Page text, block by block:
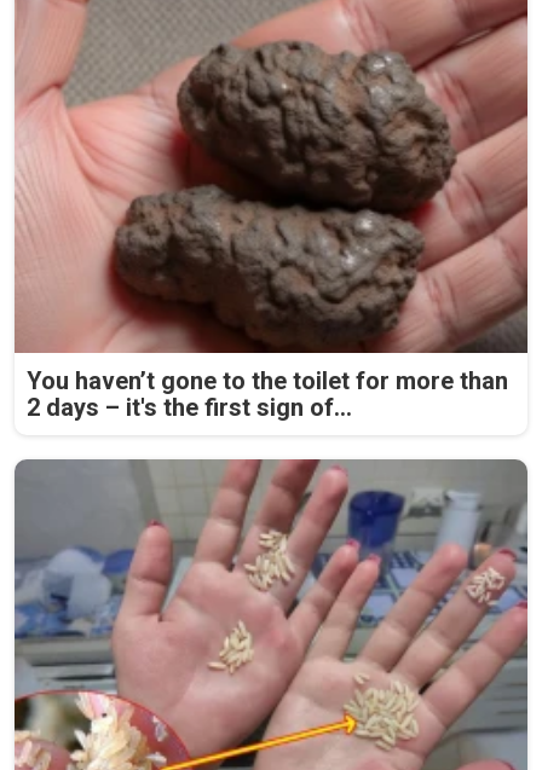
You haven’t gone to the toilet for more than
2 days – it's the first sign of...